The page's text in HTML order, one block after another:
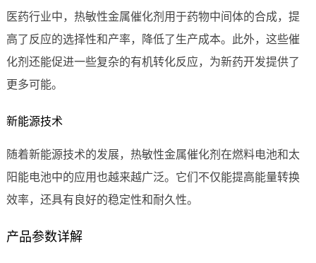
医药行业中，热敏性金属催化剂用于药物中间体的合成，提
高了反应的选择性和产率，降低了生产成本。此外，这些催
化剂还能促进一些复杂的有机转化反应，为新药开发提供了
更多可能。
新能源技术
随着新能源技术的发展，热敏性金属催化剂在燃料电池和太
阳能电池中的应用也越来越广泛。它们不仅能提高能量转换
效率，还具有良好的稳定性和耐久性。
产品参数详解